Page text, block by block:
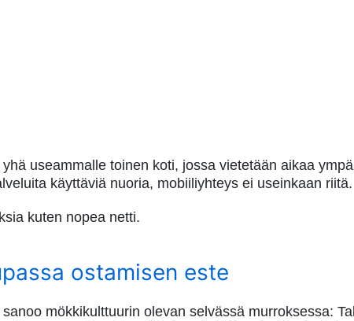
useammalle toinen koti, jossa vietetään aikaa
käyttäviä nuoria, mobiiliyhteys ei useinkaan riitä.
kuten nopea netti.
ostamisen este
mökkikulttuurin olevan selvässä murroksessa: